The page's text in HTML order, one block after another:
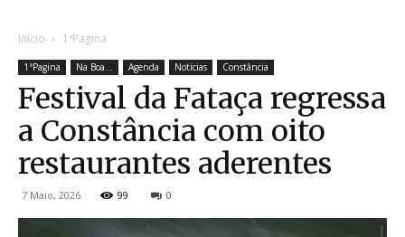
Início 1ªPagina
1ªPagina Na Boa... Agenda Notícias Constância
Festival da Fataça regressa
a Constância com oito
restaurantes aderentes
7 Maio, 2026 99 0